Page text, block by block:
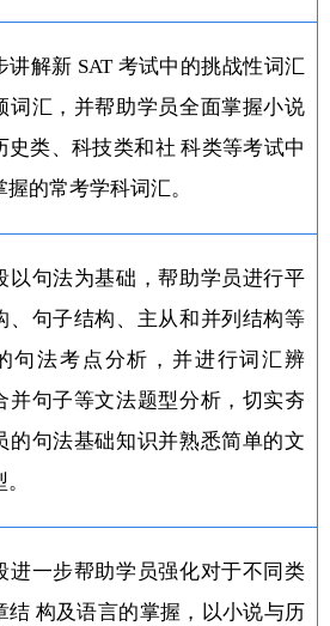
讲解新 SAT 考试中的挑战性词汇
词汇，并帮助学员全面掌握小说
史类、科技类和社 科类等考试中
握的常考学科词汇。
以句法为基础，帮助学员进行平
、句子结构、主从和并列结构等
句法考点分析，并进行词汇辨
并句子等文法题型分析，切实夯
的句法基础知识并熟悉简单的文
进一步帮助学员强化对于不同类
结 构及语言的掌握，以小说与历